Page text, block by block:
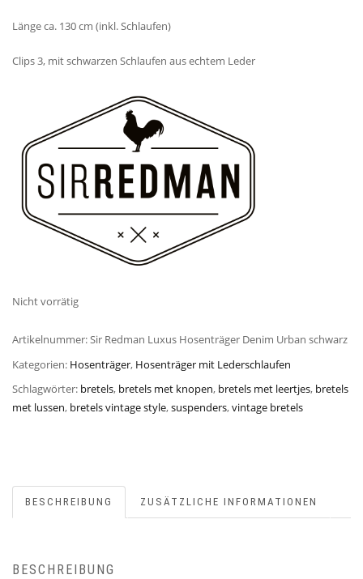
Länge ca. 130 cm (inkl. Schlaufen)
Clips 3, mit schwarzen Schlaufen aus echtem Leder
Nicht vorrätig
Artikelnummer:Sir Redman Luxus Hosenträger Denim Urban schwarz
Kategorien: Hosenträger, Hosenträger mit Lederschlaufen
Schlagwörter: bretels, bretels met knopen, bretels met leertjes, bretels
met lussen, bretels vintage style,suspenders,vintage bretels
BESCHREIBUNG ZUSÄTZLICHE INFORMATIONEN
BESCHREIBUNG